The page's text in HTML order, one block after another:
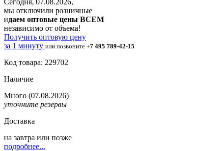
мы отключили розничные
идаем оптовые цены ВСЕМ
независимо от объема!
Получить оптовую цену
за 1 минуту или позвоните +7 495 789-42-15
Код товара: 229702
Наличие
Много (07.08.2026)
уточните резервы
Доставка
на завтра или позже
подробнее...